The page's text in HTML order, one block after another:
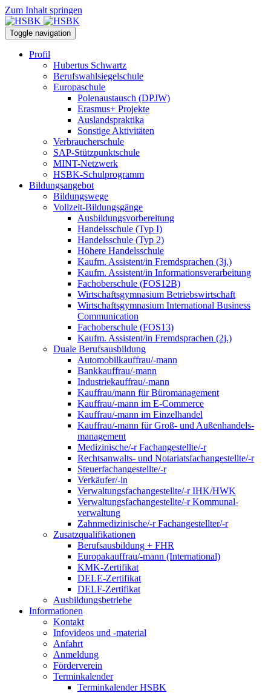
Zum Inhalt springen
Toggle navigation
Profil
Hubertus Schwartz
Berufswahlsiegelschule
Europaschule
Polenaustausch (DPJW)
Erasmus+ Projekte
Auslandspraktika
Sonstige Aktivitäten
Verbraucherschule
SAP-Stützpunktschule
MINT-Netzwerk
HSBK-Schulprogramm
Bildungsangebot
Bildungswege
Vollzeit-Bildungsgänge
Ausbildungsvorbereitung
Handelsschule (Typ I)
Handelsschule (Typ 2)
Höhere Handelsschule
Kaufm. Assistent/in­ Fremdsprachen (3j.)
Kaufm. Assistent/in Informationsverarbeitung
Fachoberschule (FOS12B)
Wirtschaftsgymnasium Betriebswirtschaft
Wirtschaftsgymnasium International Business
Communication
Fachoberschule (FOS13)
Kaufm. Assistent/in Fremdsprachen (2j.)
Duale Berufsausbildung
Automobilkauffrau/-mann
Bankkauffrau/-mann
Industriekauffrau/-mann
Kauffrau/mann für Büromanagement
Kauffrau/-mann im E-Commerce
Kauffrau/-mann im Einzelhandel
Kauffrau/-mann für Groß- und Außen­handels­
manage­ment
Medizinische/-r Fachangestellte/-r
Rechtsanwalts- und Notariatsfachangestellte/-r
Steuerfachangestellte/-r
Verkäufer/-in
Verwaltungs­fach­angestellte/-r IHK/HWK
Verwaltungsfach­angestellte/-r Kommunal­
verwaltung
Zahnmedizinische/-r Fachangestellter/-r
Zusatzqualifikationen
Berufsausbildung + FHR
Europakauffrau/-mann (International)
KMK-Zertifikat
DELE-Zertifikat
DELF-Zertifikat
Ausbildungsbetriebe
Informationen
Kontakt
Infovideos und -material
Anfahrt
Anmeldung
Förderverein
Terminkalender
Terminkalender HSBK